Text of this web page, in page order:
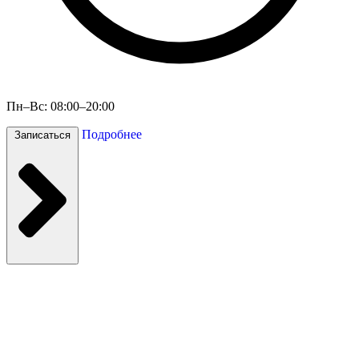
Пн–Вс: 08:00–20:00
Записаться Подробнее